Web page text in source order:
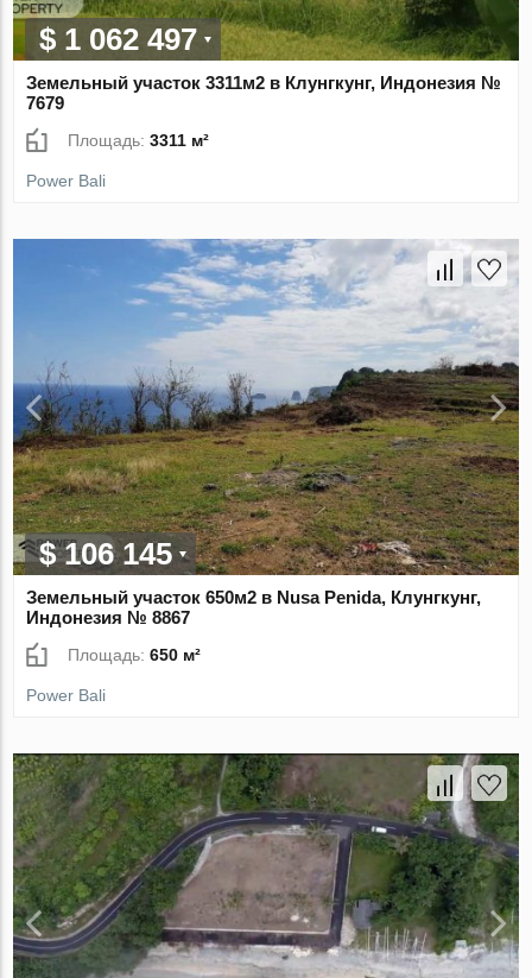
$ 1 062 497
Земельный участок 3311м2 в Клунгкунг, Индонезия №
7679
Площадь:3311 м²
Power Bali
$ 106 145
Земельный участок 650м2 в Nusa Penida, Клунгкунг,
Индонезия № 8867
Площадь:650 м²
Power Bali